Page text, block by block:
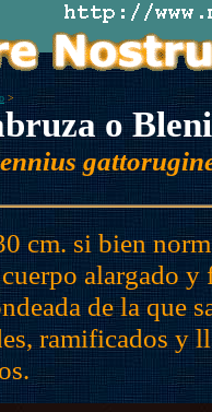
>
o
cm. si bien
alargado y
de la que
ramificados y